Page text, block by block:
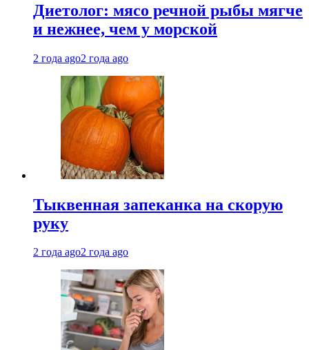
Диетолог: мясо речной рыбы мягче
и нежнее, чем у морской
2 года ago2 года ago
Тыквенная запеканка на скорую
руку
2 года ago2 года ago